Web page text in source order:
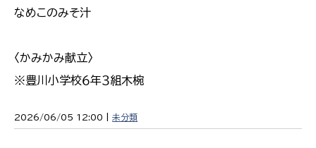
なめこのみそ汁
〈かみかみ献立〉
※豊川小学校６年３組木椀
2026/06/05 12:00 | 未分類